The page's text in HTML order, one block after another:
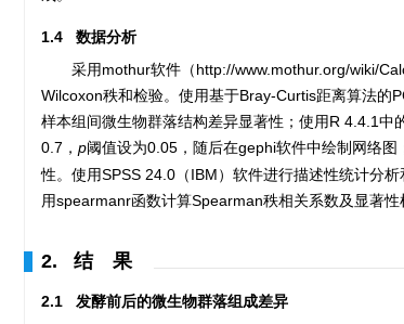
1.4 数据分析
采用mothur软件（http://www.mothur.org/wiki/
Wilcoxon秩和检验。使用基于Bray-Curtis距离算法的
样本组间微生物群落结构差异显著性；使用R 4.4.1
0.7， p阈值设为0.05，随后在gephi软件中绘制网络
性。使用SPSS 24.0（IBM）软件进行描述性统计分
用spearmanr函数计算Spearman秩相关系数及显著性
2. 结 果
2.1 发酵前后的微生物群落组成差异